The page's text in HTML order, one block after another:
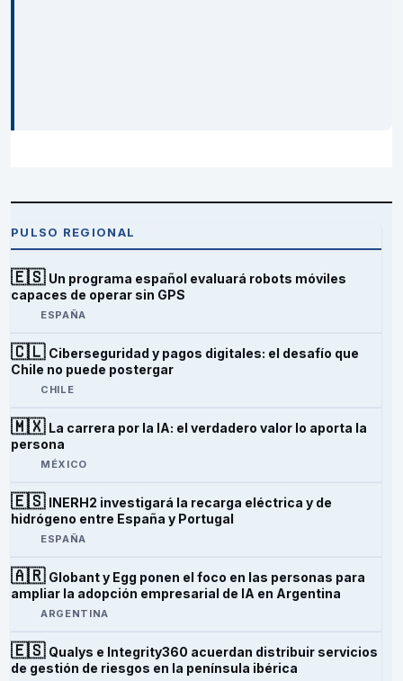
PULSO REGIONAL
🇪🇸 Un programa español evaluará robots móviles
capaces de operar sin GPS
ESPAÑA
🇨🇱 Ciberseguridad y pagos digitales: el desafío que
Chile no puede postergar
CHILE
🇲🇽 La carrera por la IA: el verdadero valor lo aporta la
persona
MÉXICO
🇪🇸 INERH2 investigará la recarga eléctrica y de
hidrógeno entre España y Portugal
ESPAÑA
🇦🇷 Globant y Egg ponen el foco en las personas para
ampliar la adopción empresarial de IA en Argentina
ARGENTINA
🇪🇸 Qualys e Integrity360 acuerdan distribuir servicios
de gestión de riesgos en la península ibérica